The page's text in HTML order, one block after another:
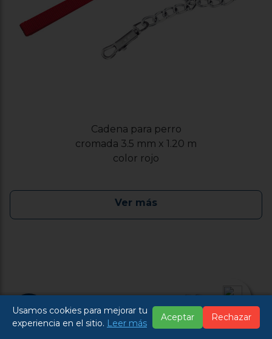
Usamos cookies para mejorar tu
experiencia en el sitio. Leer más
Aceptar Rechazar
Cadena para perro
cromada 3.5 mm x 1.20 m
color rojo
Ver más